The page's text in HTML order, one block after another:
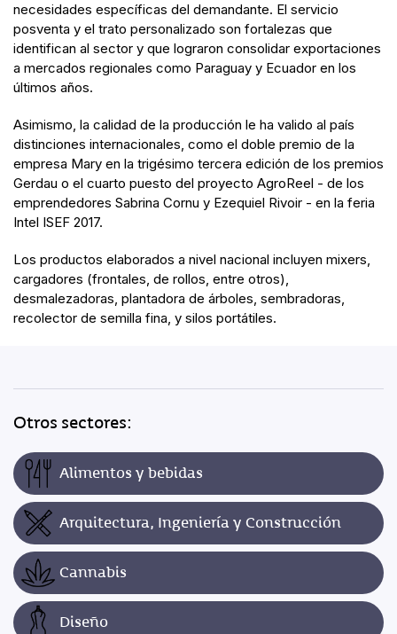
necesidades específicas del demandante. El servicio
posventa y el trato personalizado son fortalezas que
identifican al sector y que lograron consolidar exportaciones
a mercados regionales como Paraguay y Ecuador en los
últimos años.
Asimismo, la calidad de la producción le ha valido al país
distinciones internacionales, como el doble premio de la
empresa Mary en la trigésimo tercera edición de los premios
Gerdau o el cuarto puesto del proyecto AgroReel - de los
emprendedores Sabrina Cornu y Ezequiel Rivoir - en la feria
Intel ISEF 2017.
Los productos elaborados a nivel nacional incluyen mixers,
cargadores (frontales, de rollos, entre otros),
desmalezadoras, plantadora de árboles, sembradoras,
recolector de semilla fina, y silos portátiles.
Otros sectores:
Alimentos y bebidas
Arquitectura, Ingeniería y Construcción
Cannabis
Diseño